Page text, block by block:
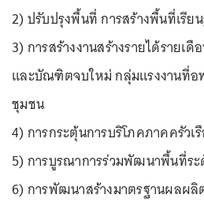
2) ปรับปรุงพื้นที่ การสร้างพื้นที่เรี
3) การสร้างงานสร้างรายได้รายเ
และบัณฑิตจบใหม่ กลุ่มแรงงานที่
ชุมชน
4) การกระตุ้นการบริโภคภาคครัวเ
5) การบูรณาการร่วมพัฒนาพื้นที่ร
6) การพัฒนาสร้างมาตรฐานผลผลิ